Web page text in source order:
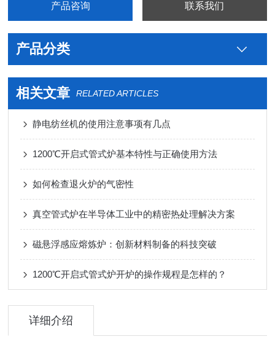
产品咨询 联系我们
产品分类
相关文章 RELATED ARTICLES
静电纺丝机的使用注意事项有几点
1200℃开启式管式炉基本特性与正确使用方法
如何检查退火炉的气密性
真空管式炉在半导体工业中的精密热处理解决方案
磁悬浮感应熔炼炉：创新材料制备的科技突破
1200℃开启式管式炉开炉的操作规程是怎样的？
详细介绍